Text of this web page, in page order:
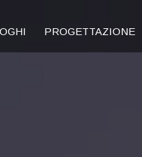
PROGETTAZIONE